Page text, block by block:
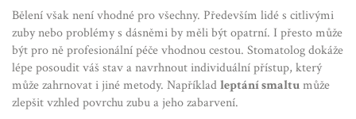
Bělení však není vhodné pro všechny. Především lidé s citlivými
zuby nebo problémy s dásněmi by měli být opatrní. I přesto může
být pro ně profesionální péče vhodnou cestou. Stomatolog dokáže
lépe posoudit váš stav a navrhnout individuální přístup, který
může zahrnovat i jiné metody. Napříkladleptání smaltumůže
zlepšit vzhled povrchu zubu a jeho zabarvení.